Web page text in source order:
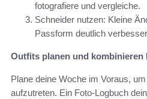
fotografiere und vergleiche.
Schneider nutzen: Kleine
Passform deutlich
Outfits planen und kombinieren
Plane deine Woche im Voraus,
aufzutreten. Ein Foto-Logbuch